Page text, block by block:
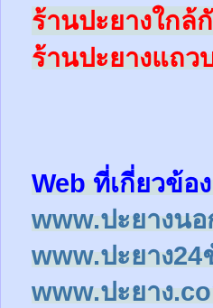
ร้านปะยางใกล้
ร้านปะยางแถว
Web ที่เกี่ยวข้อ
www.ปะยางน
www.ปะยาง
www.ปะยาง